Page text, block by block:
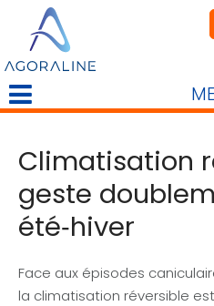
Climatisation
geste
été‑hiver
Face aux épisodes
la climatisation réversible